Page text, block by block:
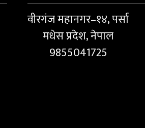
वीरगंज महानगर–१४, पर्सा
मधेस प्रदेश, नेपाल
9855041725